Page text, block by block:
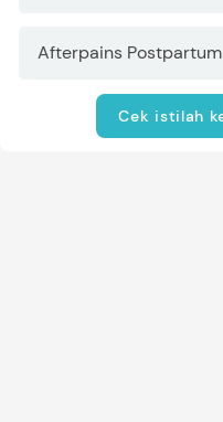
Afterpains Postpartum
Cek istilah